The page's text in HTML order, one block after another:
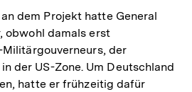
dem Projekt hatte General
obwohl damals erst
der
der US-Zone. Um Deutschland
hatte er frühzeitig dafür